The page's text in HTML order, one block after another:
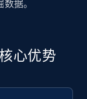
据。
心优势